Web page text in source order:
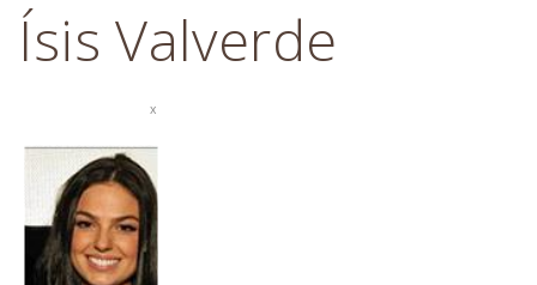
Ísis Valverde
x